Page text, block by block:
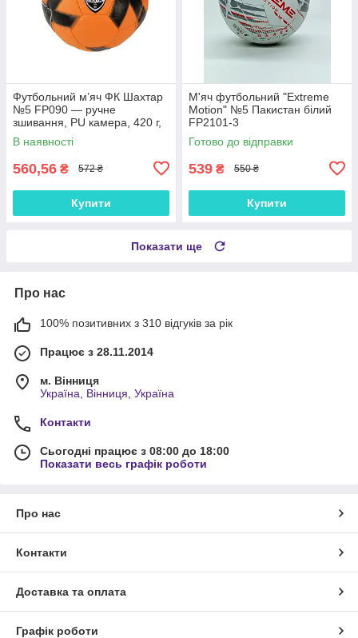
Футбольний м’яч ФК Шахтар
№5 FP090 — ручне
зшивання, PU камера, 420 г,
Пакистан
В наявності
560,56 ₴ 572 ₴
Купити
М'яч футбольний "Extreme
Motion" №5 Пакистан білий
FP2101-3
Готово до відправки
539 ₴ 550 ₴
Купити
Показати ще
Про нас
100% позитивних з 310 відгуків за рік
Працює з 28.11.2014
м. Вінниця
Україна, Вінниця, Україна
Контакти
Сьогодні працює з 08:00 до 18:00
Показати весь графік роботи
Про нас
Контакти
Доставка та оплата
Графік роботи